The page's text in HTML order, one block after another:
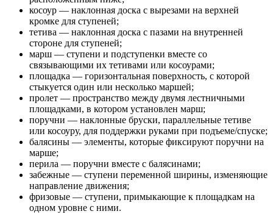
косоур — наклонная доска с вырезами на верхней
кромке для ступеней;
тетива — наклонная доска с пазами на внутренней
стороне для ступеней;
марш — ступени и подступенки вместе со
связывающими их тетивами или косоурами;
площадка — горизонтальная поверхность, с которой
стыкуется один или несколько маршей;
пролет — пространство между двумя лестничными
площадками, в котором установлен марш;
поручни — наклонные бруски, параллельные тетиве
или косоуру, для поддержки руками при подъеме/спуске;
балясины — элементы, которые фиксируют поручни на
марше;
перила — поручни вместе с балясинами;
забежные — ступени переменной ширины, изменяющие
направление движения;
фризовые — ступени, примыкающие к площадкам на
одном уровне с ними.